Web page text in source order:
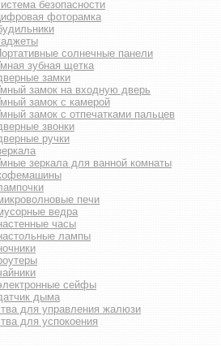
безопасности
фоторамка
солнечные панели
зубная щетка
замки
замок на входную дверь
замок с камерой
замок с отпечатками пальцев
звонки
ручки
зеркала для ванной комнаты
печи
ведра
часы
лампы
сейфы
дыма
для управления жалюзи
для успокоения